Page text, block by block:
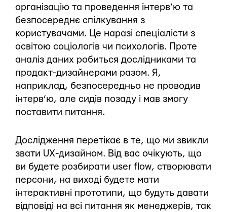
організацію та проведення інтерв’ю та
безпосереднє спілкування з
користувачами. Це наразі спеціалісти з
освітою соціологів чи психологів. Проте
аналіз даних робиться дослідниками та
продакт-дизайнерами разом. Я,
наприклад, безпосередньо не проводив
інтерв’ю, але сидів позаду і мав змогу
поставити питання.
Дослідження перетікає в те, що ми звикли
звати UX-дизайном. Від вас очікують, що
ви будете розбирати user flow, створювати
персони, на виході будете мати
інтерактивні прототипи, що будуть давати
відповіді на всі питання як менеджерів, так